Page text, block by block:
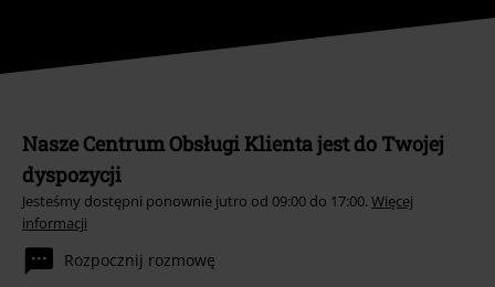
Nasze Centrum Obsługi Klienta jest do Twojej
dyspozycji
Jesteśmy dostępni ponownie jutro od 09:00 do 17:00. Więcej
informacji
Rozpocznij rozmowę